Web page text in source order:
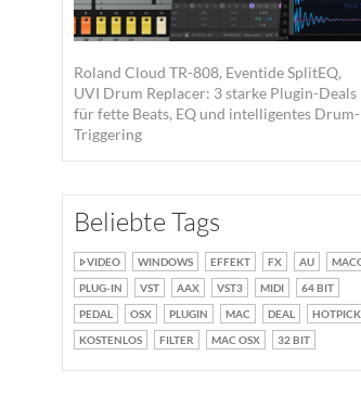
Roland Cloud TR-808, Eventide SplitEQ,
UVI Drum Replacer: 3 starke Plugin-Deals
für fette Beats, EQ und intelligentes Drum-
Triggering
Beliebte Tags
VIDEO WINDOWS EFFEKT FX AU
PLUG-IN
VST AAX VST3 MIDI
64 BIT
PEDAL
OSX PLUGIN MAC DEAL
KOSTENLOS
FILTER MAC OSX 32 BIT